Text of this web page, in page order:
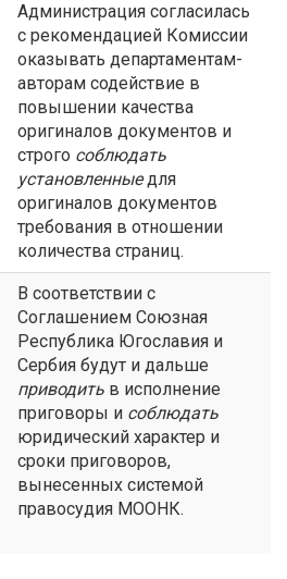
Администрация согласилась
с рекомендацией Комиссии
оказывать департаментам-
авторам содействие в
повышении качества
оригиналов документов и
строго соблюдать
установленныедля
оригиналов документов
требования в отношении
количества страниц.
В соответствии с
Соглашением Союзная
Республика Югославия и
Сербия будут и дальше
приводить в исполнение
приговоры и соблюдать
юридический характер и
сроки приговоров,
вынесенных системой
правосудия МООНК.